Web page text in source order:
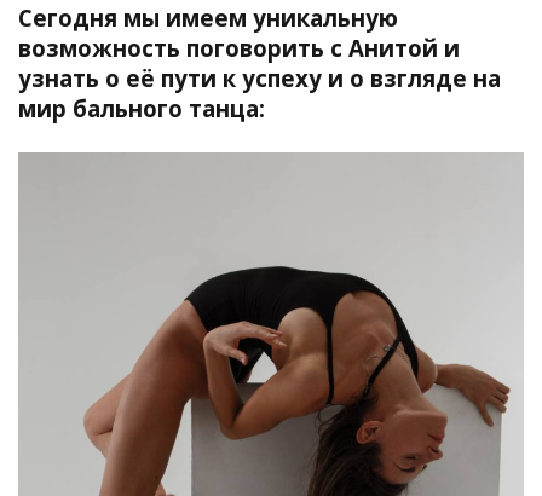
Сегодня мы имеем уникальную
возможность поговорить с Анитой и
узнать о её пути к успеху и о взгляде на
мир бального танца: